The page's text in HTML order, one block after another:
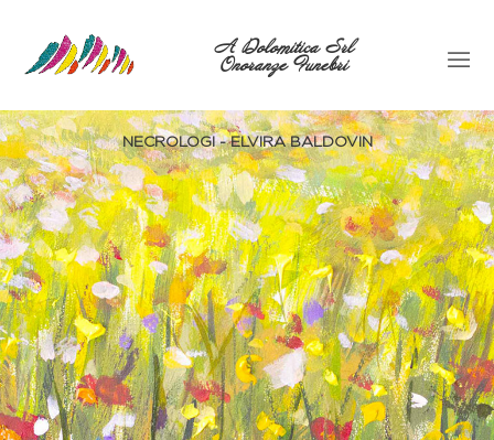
A Dolomitica Srl
Onoranze Funebri
NECROLOGI - ELVIRA BALDOVIN